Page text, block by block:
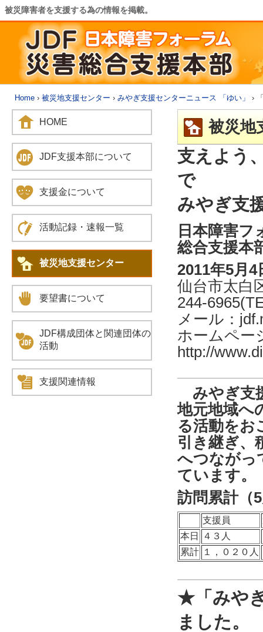
被災障害者を支援する為の情報を掲載。
Home › 被災地支援センター › みやぎ支援センターニュース 「ゆい」 ›
被災地
支えよう
で
みやぎ支
日本障害フ
総合支援本
2011年5月4
仙台市太白
244-
メール：
ホームペー
http://
みやぎ支
地元地域へ
る活動をお
引き継ぎ、
へつながっ
ています。
訪問累計（
支援員
本日
４３人
累計 １，０２０人
★「みや
ました。
HOME
JDF支援本部について
支援金について
活動記録・速報一覧
被災地支援センター
要望書について
JDF構成団体と関連団体の
活動
支援関連情報